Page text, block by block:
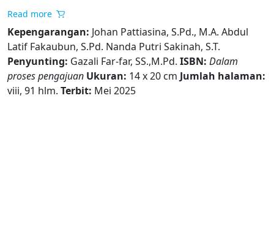
Read more
Kepengarangan: Johan Pattiasina, S.Pd., M.A. Abdul
Latif Fakaubun, S.Pd. Nanda Putri Sakinah, S.T.
Penyunting: Gazali Far-far, SS.,M.Pd. ISBN: Dalam
proses pengajuan Ukuran: 14 x 20 cm Jumlah halaman:
viii, 91 hlm. Terbit: Mei 2025